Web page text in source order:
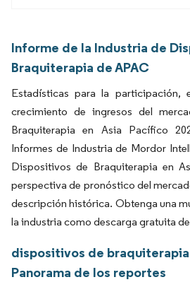
Informe de la Industria de
Braquiterapia de APAC
Estadísticas para la
crecimiento de ingresos del
Braquiterapia en Asia Pacífico
Informes de Industria de Mordor
Dispositivos de Braquiterapia en
perspectiva de pronóstico del
descripción histórica. Obtenga una
la industria como descarga gratuita
dispositivos de
Panorama de los reportes